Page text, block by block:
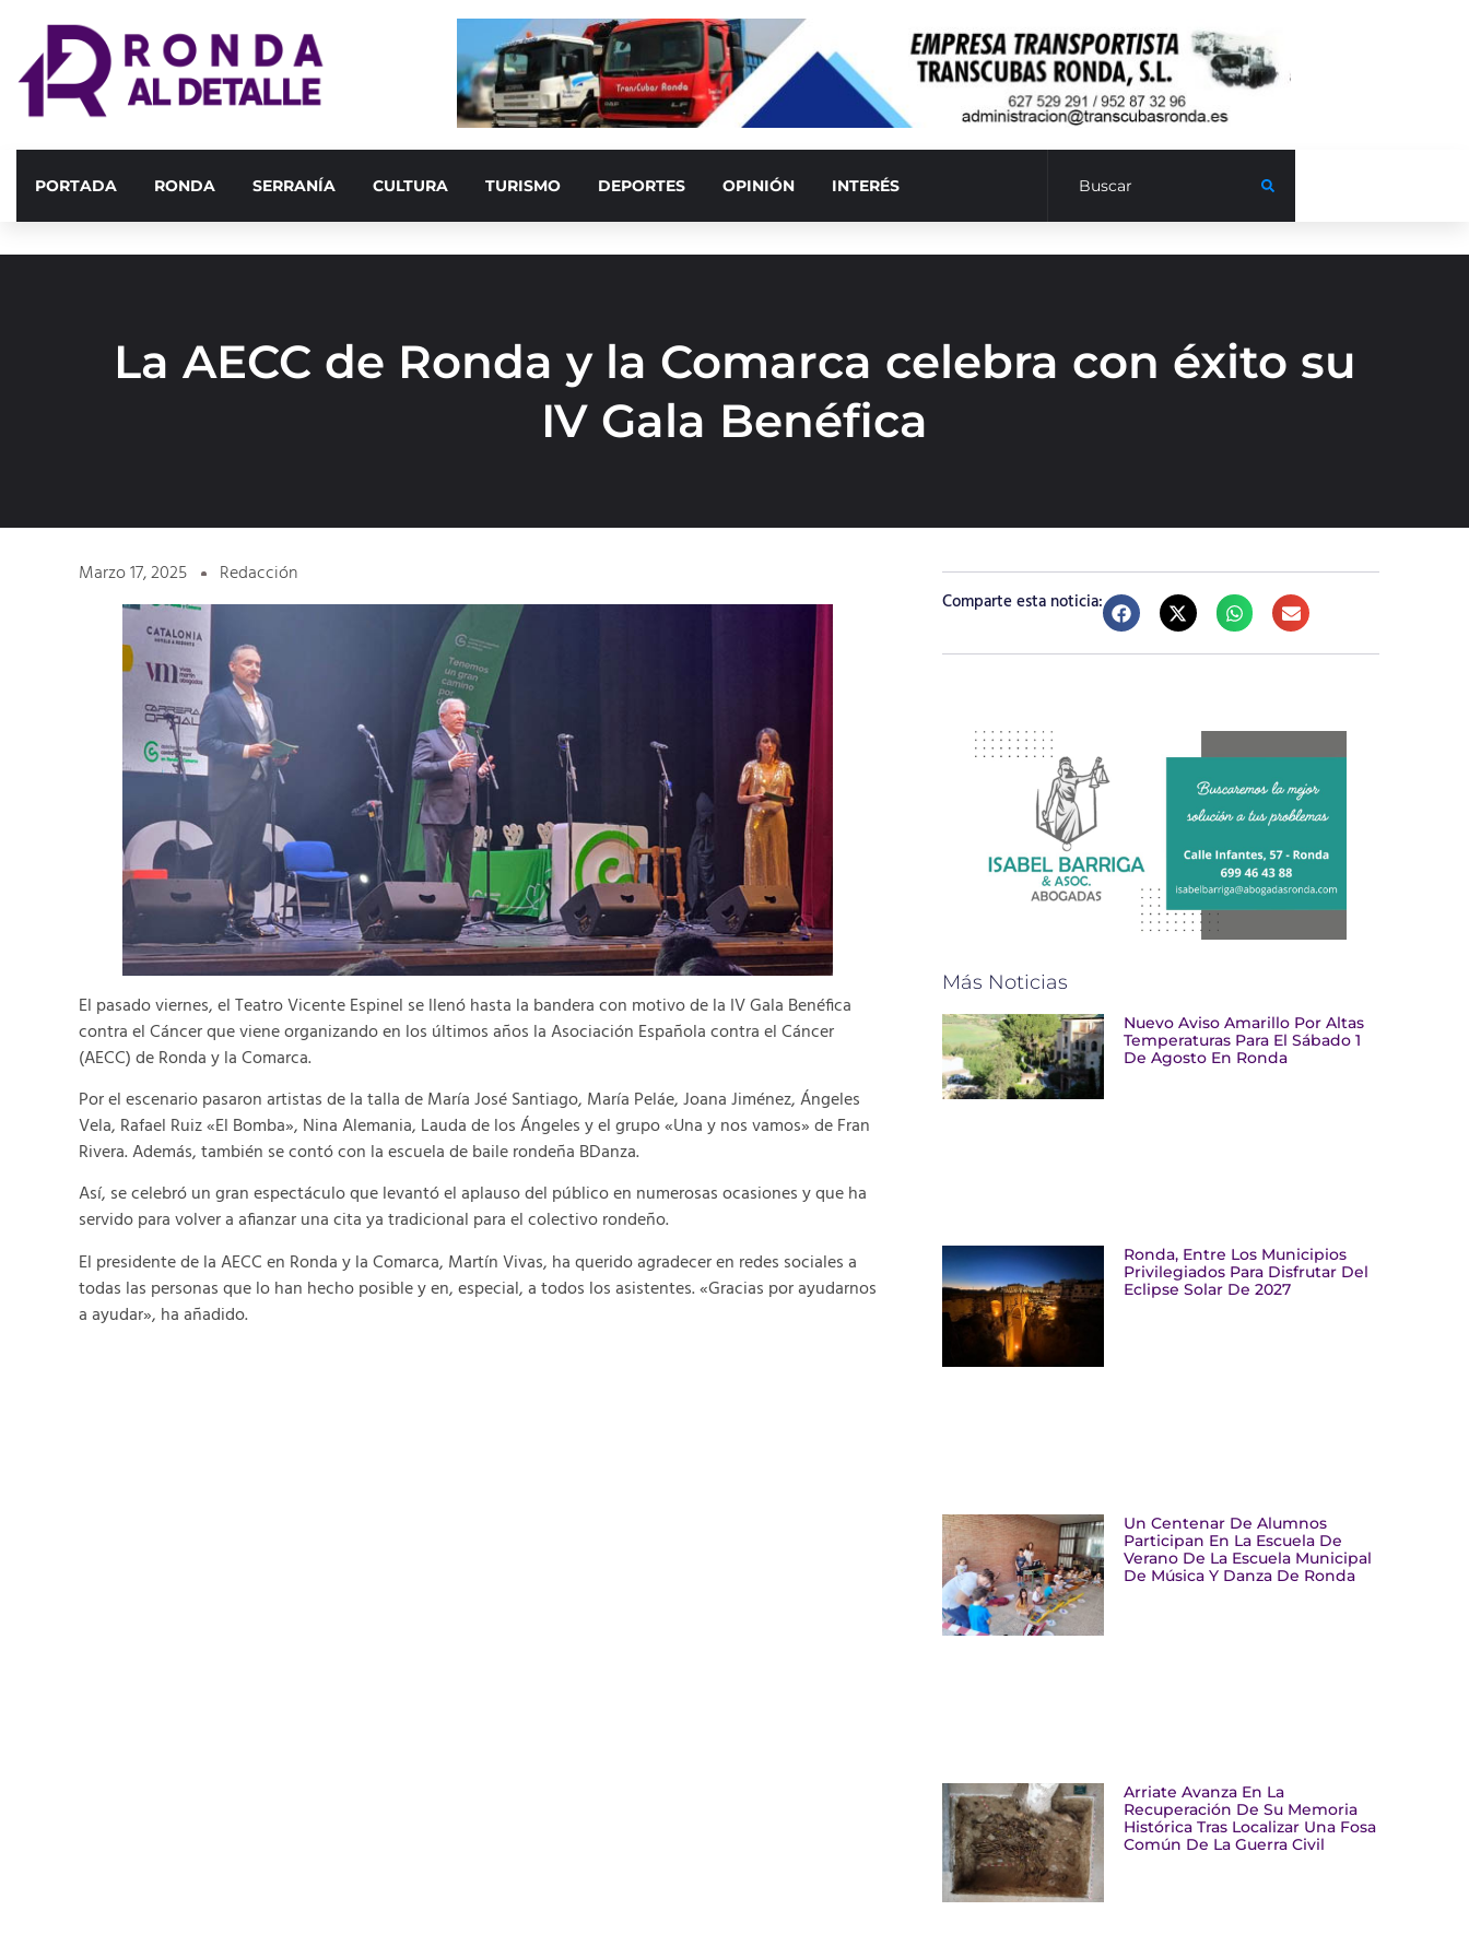
PORTADA RONDA SERRANÍA CULTURA TURISMO DEPORTES OPINIÓN INTERÉS
La AECC de Ronda y la Comarca celebra con éxito su
IV Gala Benéfica
Marzo 17, 2025 Redacción
El pasado viernes, el Teatro Vicente Espinel se llenó hasta la bandera con motivo de la IV Gala Benéfica
contra el Cáncer que viene organizando en los últimos años la Asociación Española contra el Cáncer
(AECC) de Ronda y la Comarca.
Por el escenario pasaron artistas de la talla de María José Santiago, María Peláe, Joana Jiménez, Ángeles
Vela, Rafael Ruiz «El Bomba», Nina Alemania, Lauda de los Ángeles y el grupo «Una y nos vamos» de Fran
Rivera. Además, también se contó con la escuela de baile rondeña BDanza.
Así, se celebró un gran espectáculo que levantó el aplauso del público en numerosas ocasiones y que ha
servido para volver a afianzar una cita ya tradicional para el colectivo rondeño.
El presidente de la AECC en Ronda y la Comarca, Martín Vivas, ha querido agradecer en redes sociales a
todas las personas que lo han hecho posible y en, especial, a todos los asistentes. «Gracias por ayudarnos
a ayudar», ha añadido.
Comparte esta noticia:
Más Noticias
Nuevo Aviso Amarillo Por Altas
Temperaturas Para El Sábado 1
De Agosto En Ronda
Ronda, Entre Los Municipios
Privilegiados Para Disfrutar Del
Eclipse Solar De 2027
Un Centenar De Alumnos
Participan En La Escuela De
Verano De La Escuela Municipal
De Música Y Danza De Ronda
Arriate Avanza En La
Recuperación De Su Memoria
Histórica Tras Localizar Una Fosa
Común De La Guerra Civil